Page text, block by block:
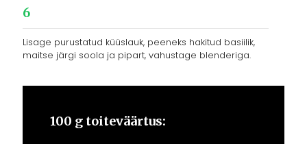
6
Lisage purustatud küüslauk, peeneks hakitud basiilik,
maitse järgi soola ja pipart, vahustage blenderiga.
100 g toiteväärtus: